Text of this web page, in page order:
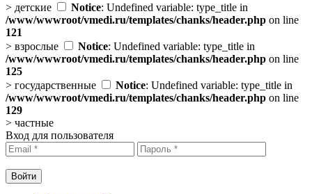
> детские Notice: Undefined variable: type_title in
/www/wwwroot/vmedi.ru/templates/chanks/header.php on line
121
> взрослые Notice: Undefined variable: type_title in
/www/wwwroot/vmedi.ru/templates/chanks/header.php on line
125
> государственные Notice: Undefined variable: type_title in
/www/wwwroot/vmedi.ru/templates/chanks/header.php on line
129
> частные
Вход для пользователя